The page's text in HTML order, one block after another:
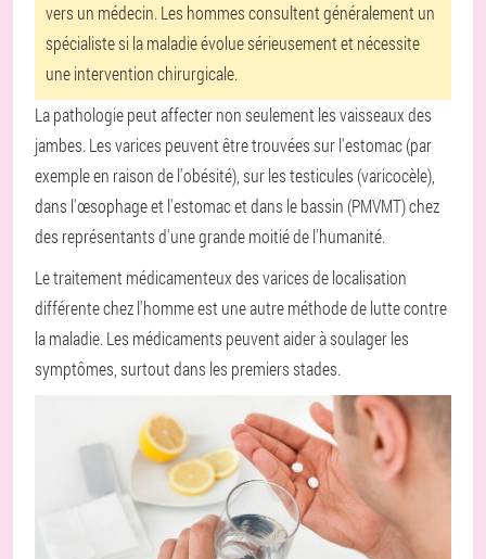
vers un médecin. Les hommes consultent généralement un
spécialiste si la maladie évolue sérieusement et nécessite
une intervention chirurgicale.
La pathologie peut affecter non seulement les vaisseaux des
jambes. Les varices peuvent être trouvées sur l'estomac (par
exemple en raison de l'obésité), sur les testicules (varicocèle),
dans l'œsophage et l'estomac et dans le bassin (PMVMT) chez
des représentants d'une grande moitié de l'humanité.
Le traitement médicamenteux des varices de localisation
différente chez l'homme est une autre méthode de lutte contre
la maladie. Les médicaments peuvent aider à soulager les
symptômes, surtout dans les premiers stades.